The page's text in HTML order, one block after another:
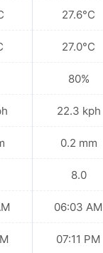
27.6°C
27.0°C
80%
22.3 kph
0.2 mm
8.0
06:03 AM
07:11 PM